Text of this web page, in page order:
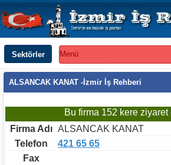
Sektörler Menü
ALSANCAK KANAT -İzmir İş Rehberi
Bu firma 152 kere ziyaret
Firma Adı ALSANCAK KANAT
Telefon
421 65 65
Fax